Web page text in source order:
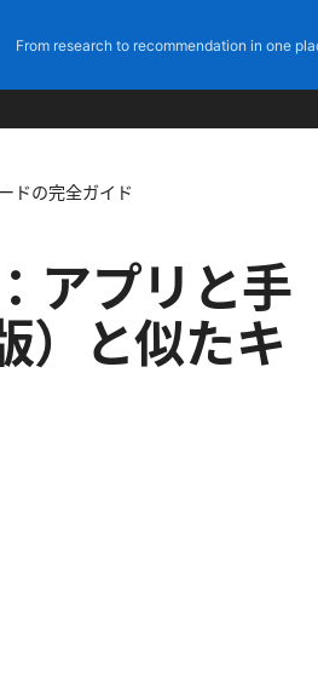
From research to recommendation in one
ドの完全ガイド
アプリと手
）と似たキ